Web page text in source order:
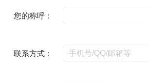
您的称呼：
联系方式：